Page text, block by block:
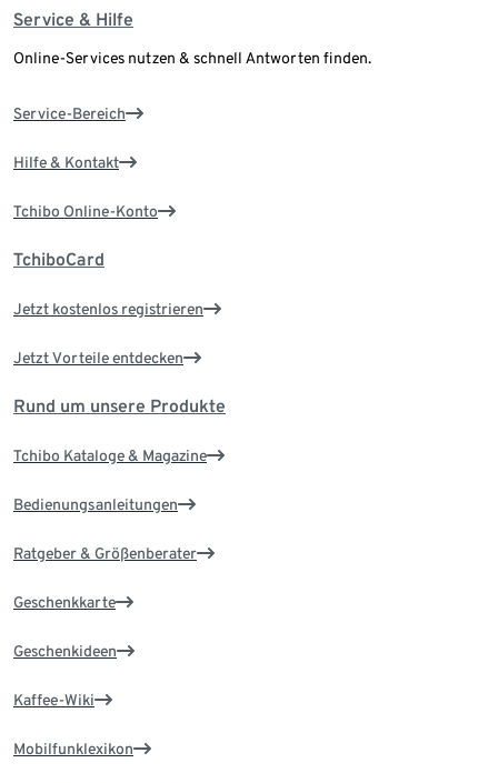
Service & Hilfe
Online-Services nutzen & schnell Antworten finden.
Service-Bereich
Hilfe & Kontakt
Tchibo Online-Konto
TchiboCard
Jetzt kostenlos registrieren
Jetzt Vorteile entdecken
Rund um unsere Produkte
Tchibo Kataloge & Magazine
Bedienungsanleitungen
Ratgeber & Größenberater
Geschenkkarte
Geschenkideen
Kaffee-Wiki
Mobilfunklexikon